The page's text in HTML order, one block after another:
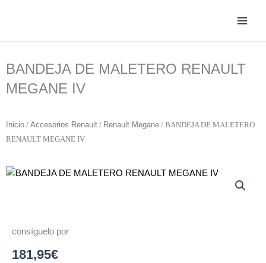
BANDEJA DE MALETERO RENAULT
MEGANE IV
Inicio / Accesorios Renault / Renault Megane / BANDEJA DE MALETERO
RENAULT MEGANE IV
consíguelo por
181,95€